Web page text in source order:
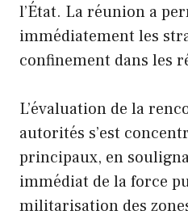
l’État. La réunion a
immédiatement les
confinement dans les
L’évaluation de la
autorités s’est
principaux, en
immédiat de la force
militarisation des